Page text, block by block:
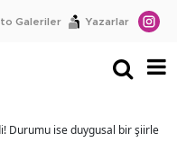
Galeriler Yazarlar
Durumu ise duygusal bir şiirle